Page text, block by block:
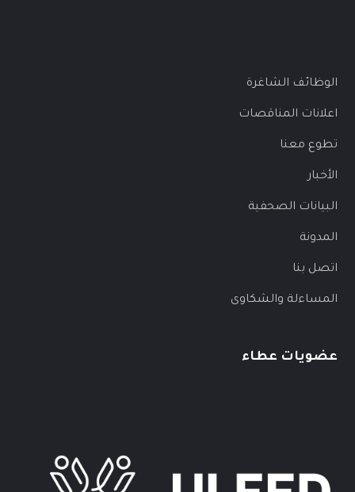
الوظائف الشاغرة
اعلانات المناقصات
تطوع معنا
الأخبار
البيانات الصحفية
المدونة
اتصل بنا
المساءلة والشكاوى
عضويات عطاء